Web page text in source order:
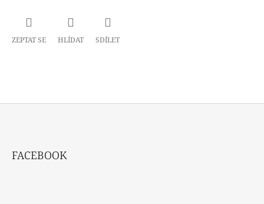
ZEPTAT SE HLÍDAT SDÍLET
FACEBOOK